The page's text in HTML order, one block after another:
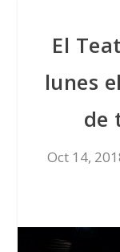
El
lunes
de
Oct 14,